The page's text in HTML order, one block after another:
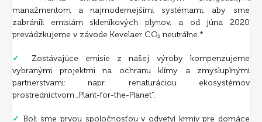
manažmentom a najmodernejšími systémami, aby sme
zabránili emisiám skleníkových plynov, a od júna 2020
prevádzkujeme v závode Kevelaer CO₂ neutrálne.*
✓ Zostávajúce emisie z našej výroby kompenzujeme
vybranými projektmi na ochranu klímy a zmysluplnými
partnerstvami: napr. renaturáciou ekosystémov
prostredníctvom „Plant-for-the-Planet“.
✓ Boli sme prvou spoločnosťou v odvetví krmív pre domáce